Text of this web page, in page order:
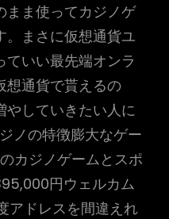
まま使ってカジノゲ
。まさに仮想通貨ユ
いい最先端オンラ
想通貨で貰えるの
やしていきたい人に
ノの特徴膨大なゲー
カジノゲームとスポ
円ウェルカム
アドレスを間違えれ